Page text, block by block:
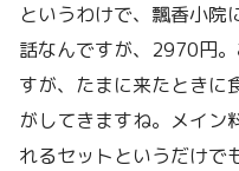
というわけで、飄香小院
話なんですが、2970円
すが、たまに来たときに
がしてきますね。メイン
れるセットというだけで